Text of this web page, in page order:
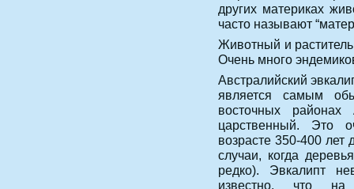
других материках
часто называют
Животный и
Очень много
Австралийский
является самым
восточных районах
царственный. Это
возрасте 350-400 лет
случаи, когда
редко). Эвкалипт
известно, что